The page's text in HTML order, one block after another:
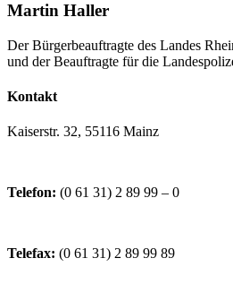
Martin Haller
Der Bürgerbeauftragte des Landes
und der Beauftragte für die
Kontakt
Kaiserstr. 32, 55116 Mainz
Telefon: (0 61 31) 2 89 99 – 0
Telefax: (0 61 31) 2 89 99 89